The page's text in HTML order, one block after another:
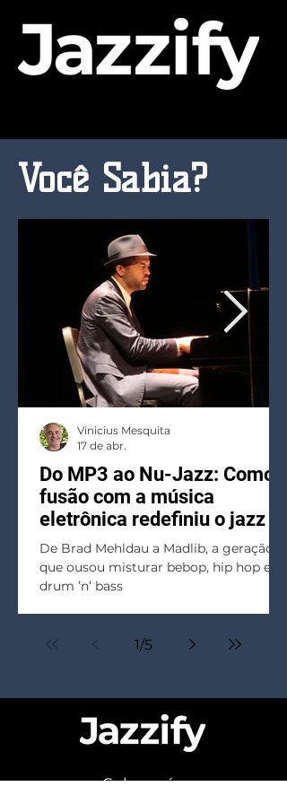
Você Sabia?
Do MP3 ao Nu-Jazz: Como a
fusão com a música
eletrônica redefiniu o jazz
De Brad Mehldau a Madlib, a geração
que ousou misturar bebop, hip hop e
drum ’n’ bass
Vinicius Mesquita
17 de abr.
1/5
Sobre nós